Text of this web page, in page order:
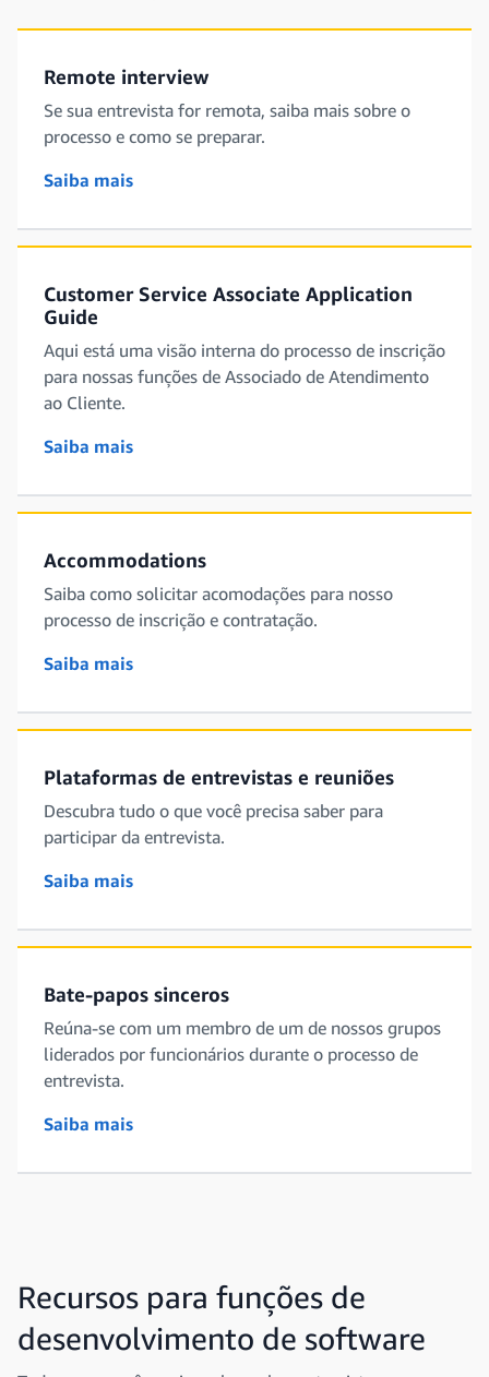
Remote interview
Se sua entrevista for remota, saiba mais sobre o
processo e como se preparar.
Saiba mais
Customer Service Associate Application
Guide
Aqui está uma visão interna do processo de inscrição
para nossas funções de Associado de Atendimento
ao Cliente.
Saiba mais
Accommodations
Saiba como solicitar acomodações para nosso
processo de inscrição e contratação.
Saiba mais
Plataformas de entrevistas e reuniões
Descubra tudo o que você precisa saber para
participar da entrevista.
Saiba mais
Bate-papos sinceros
Reúna-se com um membro de um de nossos grupos
liderados por funcionários durante o processo de
entrevista.
Saiba mais
Recursos para funções de
desenvolvimento de software